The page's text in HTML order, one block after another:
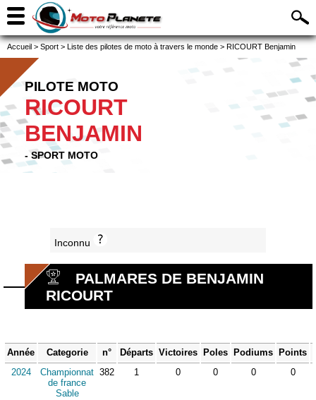
Accueil > Sport > Liste des pilotes de moto à travers le monde > RICOURT Benjamin
PILOTE MOTO
RICOURT
BENJAMIN
- SPORT MOTO
Inconnu
PALMARES DE BENJAMIN
RICOURT
Année Categorie n° Départs Victoires Poles Podiums Points
2024
Championnat
de france
Sable
382 1 0 0 0 0